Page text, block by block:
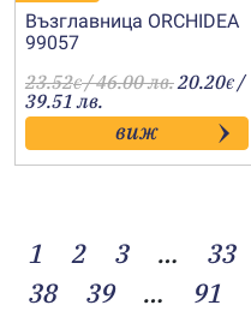
Възглавница ORCHIDEA
99057
23.52€/ 46.00 лв.20.20€ /
39.51 лв.
виж
1 2 3 … 33
38
39 … 91